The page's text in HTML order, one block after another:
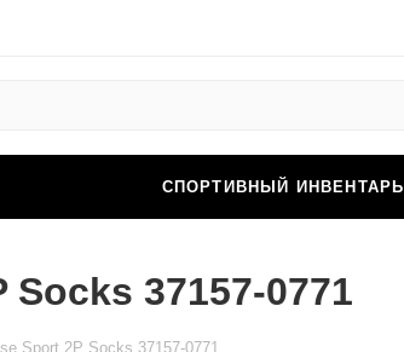
СПОРТИВНЫЙ ИНВЕНТАРЬ
37157-0771
Sport 2P Socks 37157-0771